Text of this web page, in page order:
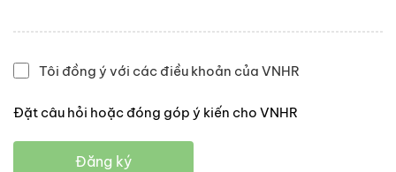
Tôi đồng ý với các điều khoản của VNHR
Đặt câu hỏi hoặc đóng góp ý kiến cho VNHR
Đăng ký